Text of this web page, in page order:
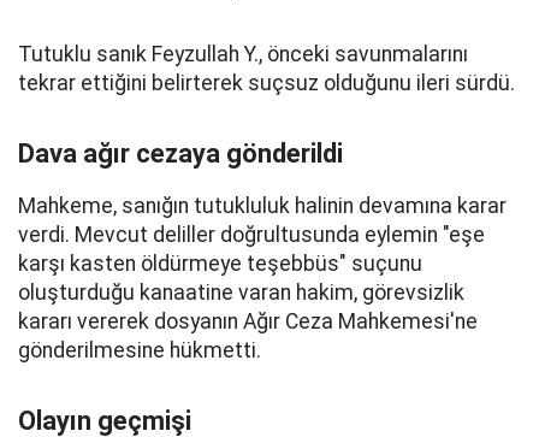
Tutuklu sanık Feyzullah Y., önceki savunmalarını
tekrar ettiğini belirterek suçsuz olduğunu ileri sürdü.
Dava ağır cezaya gönderildi
Mahkeme, sanığın tutukluluk halinin devamına karar
verdi. Mevcut deliller doğrultusunda eylemin "eşe
karşı kasten öldürmeye teşebbüs" suçunu
oluşturduğu kanaatine varan hakim, görevsizlik
kararı vererek dosyanın Ağır Ceza Mahkemesi'ne
gönderilmesine hükmetti.
Olayın geçmişi